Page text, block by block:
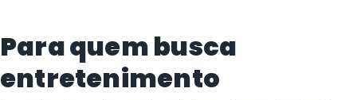
Para quem busca
entretenimento